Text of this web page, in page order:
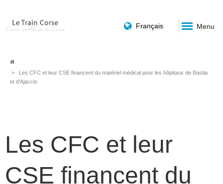
Français Menu
Fil
d'Ariane
Les CFC et leur CSE financent du matériel médical pour les hôpitaux de Bastia
et d'Ajaccio
Les CFC et leur
CSE financent du